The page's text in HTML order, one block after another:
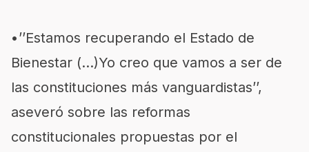
•’’Estamos recuperando el Estado de
Bienestar (…)Yo creo que vamos a ser de
las constituciones más vanguardistas’’,
aseveró sobre las reformas
constitucionales propuestas por el